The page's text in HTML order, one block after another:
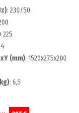
: 230/50
225
(mm): 1520x275x200
: 6,5